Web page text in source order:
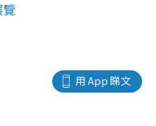
覽
用 App 睇文